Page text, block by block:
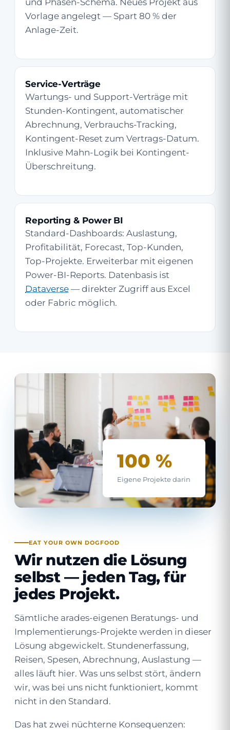
und Phasen-Schema. Neues Projekt aus
Vorlage angelegt — Spart 80 % der
Anlage-Zeit.
Service-Verträge
Wartungs- und Support-Verträge mit
Stunden-Kontingent, automatischer
Abrechnung, Verbrauchs-Tracking,
Kontingent-Reset zum Vertrags-Datum.
Inklusive Mahn-Logik bei Kontingent-
Überschreitung.
Reporting & Power BI
Standard-Dashboards: Auslastung,
Profitabilität, Forecast, Top-Kunden,
Top-Projekte. Erweiterbar mit eigenen
Power-BI-Reports. Datenbasis ist
Dataverse — direkter Zugriff aus Excel
oder Fabric möglich.
100 %
Eigene Projekte darin
EAT YOUR OWN DOGFOOD
Wir nutzen die Lösung
selbst — jeden Tag, für
jedes Projekt.
Sämtliche arades-eigenen Beratungs- und
Implementierungs-Projekte werden in dieser
Lösung abgewickelt. Stunden­erfassung,
Reisen, Spesen, Abrechnung, Auslastung —
alles läuft hier. Was uns selbst stört, ändern
wir, was bei uns nicht funktioniert, kommt
nicht in den Standard.
Das hat zwei nüchterne Konsequenzen: